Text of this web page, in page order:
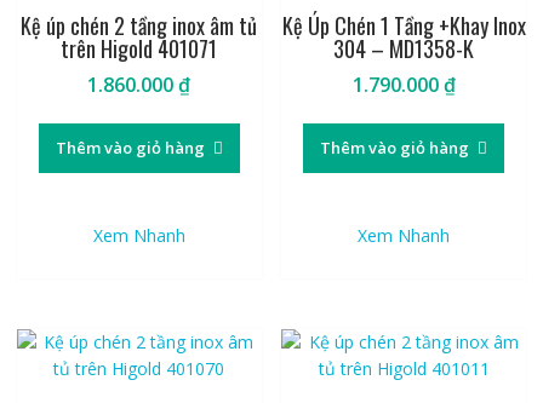
Kệ úp chén 2 tầng inox âm tủ
trên Higold 401071
1.860.000₫
Thêm vào giỏ hàng
Xem Nhanh
Kệ Úp Chén 1 Tầng +Khay Inox
304 – MD1358-K
1.790.000₫
Thêm vào giỏ hàng
Xem Nhanh